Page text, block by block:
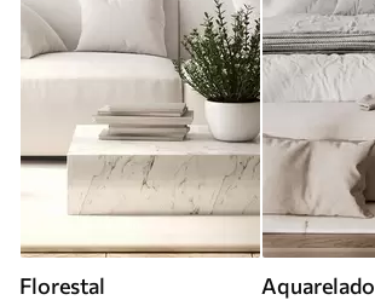
Florestal Aquarelado